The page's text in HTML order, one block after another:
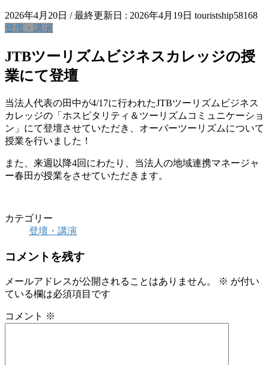
2026年4月20日 / 最終更新日 : 2026年4月19日 touristship58168
登壇・講演
JTBツーリズムビジネスカレッジの授
業にて登壇
当法人代表の田中が4/17に行われたJTBツーリズムビジネス
カレッジの「ホスピタリティ＆ツーリズムコミュニケーショ
ン」にて登壇させていただき、オーバーツーリズムについて
授業を行いました！
また、来週以降4回にわたり、当法人の地域連携マネージャ
ー春田が授業をさせていただきます。
カテゴリー
登壇・講演
コメントを残す
メールアドレスが公開されることはありません。 ※ が付い
ている欄は必須項目です
コメント ※